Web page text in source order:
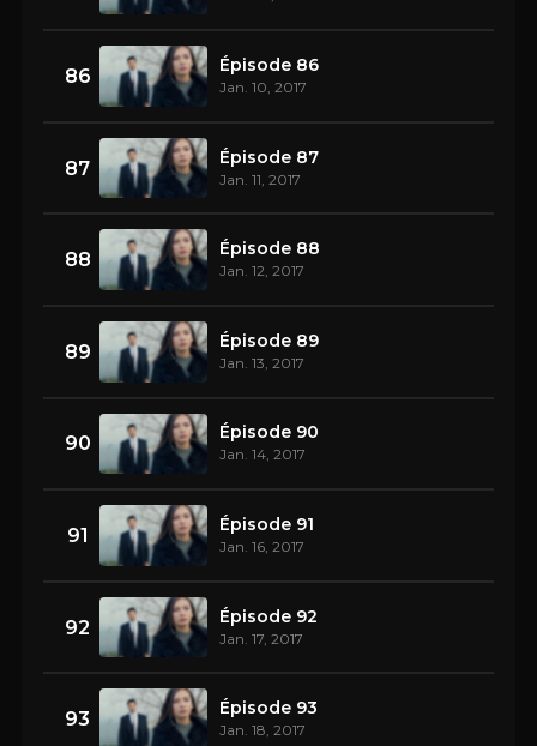
86 Épisode 86
Jan. 10, 2017
87 Épisode 87
Jan. 11, 2017
88 Épisode 88
Jan. 12, 2017
89 Épisode 89
Jan. 13, 2017
90 Épisode 90
Jan. 14, 2017
91 Épisode 91
Jan. 16, 2017
92 Épisode 92
Jan. 17, 2017
93 Épisode 93
Jan. 18, 2017